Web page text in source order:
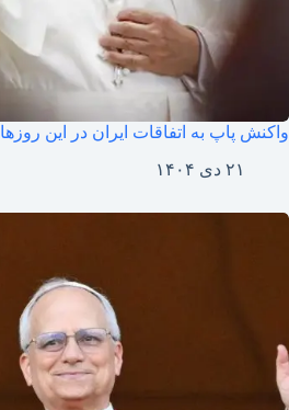
واکنش پاپ به اتفاقات ایران در این روزها
۲۱ دی ۱۴۰۴